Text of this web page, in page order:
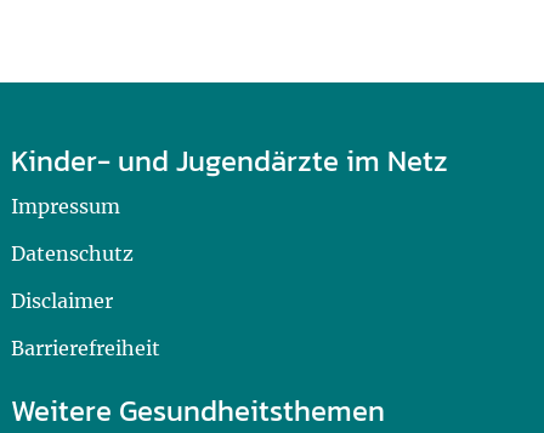
Kinder- und Jugendärzte im Netz
Impressum
Datenschutz
Disclaimer
Barrierefreiheit
Weitere Gesundheitsthemen